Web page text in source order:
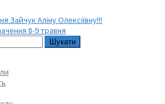
Зайчук Аліну Олексіївну!!!
8-9 травня